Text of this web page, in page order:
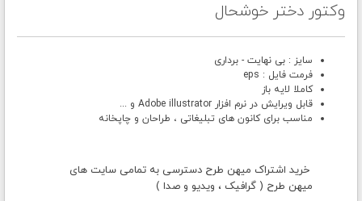
وکتور دختر خوشحال
سایز : بی نهایت - برداری
فرمت فایل : eps
کاملا لایه باز
قابل ویرایش در نرم افزار Adobe illustrator و ...
مناسب برای کانون های تبلیغاتی ، طراحان و چاپخانه
خرید اشتراک میهن طرح دسترسی به تمامی سایت های
میهن طرح ( گرافیک ، ویدیو و صدا )